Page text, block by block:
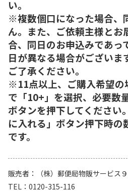
い。
※複数個口になった場合、
ん。また、ご依頼主様とお
合、同日のお申込みであっ
日が異なる場合がございま
ご了承ください。
※11点以上、ご購入希望の
で「10+」を選択、必要数
ボタンを押下してください
に入れる」ボタン押下時
です。
販売者
（株）郵便局物販サービス
TEL
0120-315-116